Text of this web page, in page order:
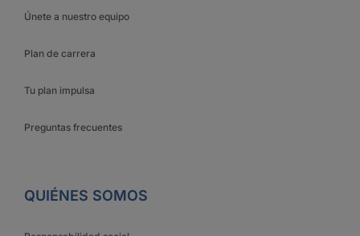
Únete a nuestro equipo
Plan de carrera
Tu plan impulsa
Preguntas frecuentes
QUIÉNES SOMOS